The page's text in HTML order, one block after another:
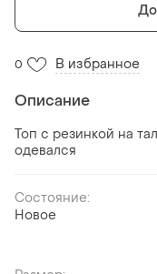
0 В избранное
Описание
Топ с резинкой на
одевался
Состояние:
Новое